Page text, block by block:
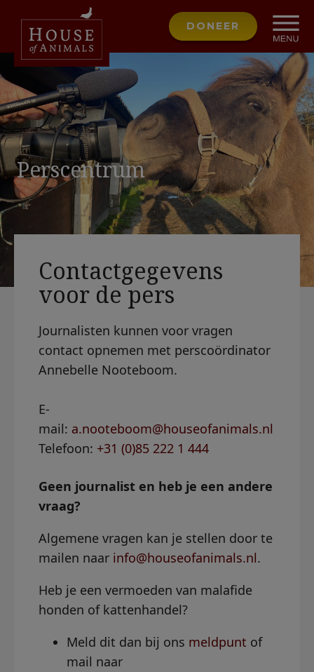
DONEER
Perscentrum
Contactgegevens
voor de pers
Journalisten kunnen voor vragen
contact opnemen met perscoördinator
Annebelle Nooteboom.
E-
mail: a.nooteboom@houseofanimals.nl
Telefoon: +31 (0)85 222 1 444
Geen journalist en heb je een andere
vraag?
Algemene vragen kan je stellen door te
mailen naar info@houseofanimals.nl.
Heb je een vermoeden van malafide
honden of kattenhandel?
Meld dit dan bij ons meldpunt of
mail naar